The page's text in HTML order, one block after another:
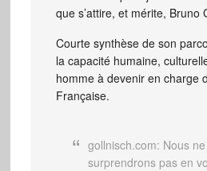
que s’attire, et mérite, Bruno
Courte synthèse de son
la capacité humaine,
homme à devenir en charge
Française.
gollnisch.com: Nous
surprendrons pas en